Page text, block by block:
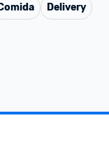
Delivery